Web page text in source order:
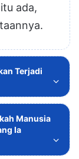
ada,
Terjadi
Manusia
Ia